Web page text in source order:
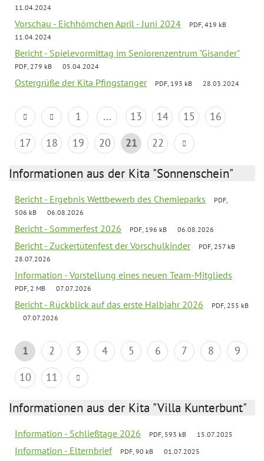
11.04.2024
Vorschau - Eichhörnchen April - Juni 2024
PDF, 419 kB
11.04.2024
Bericht - Spielevormittag im Seniorenzentrum "Gisander"
PDF, 279 kB 05.04.2024
Ostergrüße der Kita Pfingstanger PDF, 193 kB 28.03.2024
1 ... 13 14 15
16
17
18 19 20 21 22
Informationen aus der Kita "Sonnenschein"
Bericht - Ergebnis Wettbewerb des Chemieparks
PDF,
506 kB
06.08.2026
Bericht - Sommerfest 2026 PDF, 196 kB 06.08.2026
Bericht - Zuckertütenfest der Vorschulkinder
PDF, 257 kB
28.07.2026
Information - Vorstellung eines neuen Team-Mitglieds
PDF, 2 MB 07.07.2026
Bericht - Rückblick auf das erste Halbjahr 2026
PDF, 255 kB
07.07.2026
1 2 3 4 5 6 7 8
9
10
11
Informationen aus der Kita "Villa Kunterbunt"
Information - Schließtage 2026 PDF, 593 kB 15.07.2025
Information - Elternbrief PDF, 90 kB 01.07.2025